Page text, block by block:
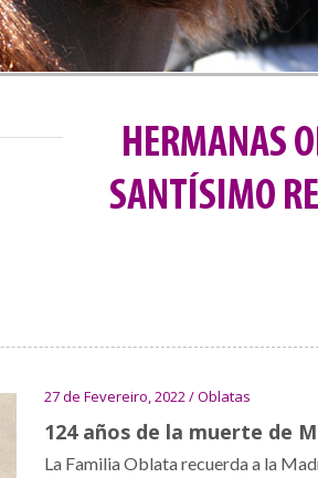
HERMANAS
SANTÍSIMO
27 de Fevereiro, 2022 / Oblatas
124 años de la muerte de
La Familia Oblata recuerda a la